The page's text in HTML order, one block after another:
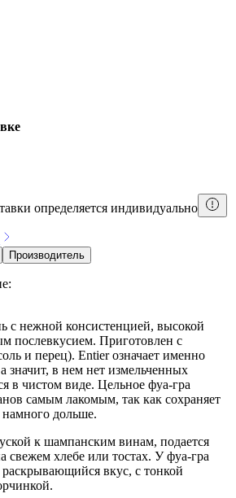
определяется индивидуально
Производитель
с нежной консистенцией, высокой
послевкусием. Приготовлен с
и перец). Entierозначает именно
значит, в нем нет измельченных
в чистом виде. Цельное фуа-гра
самым лакомым, так как сохраняет
дольше.
к шампанским винам, подается
хлебе или тостах. У фуа-гра
раскрывающийся вкус, с тонкой